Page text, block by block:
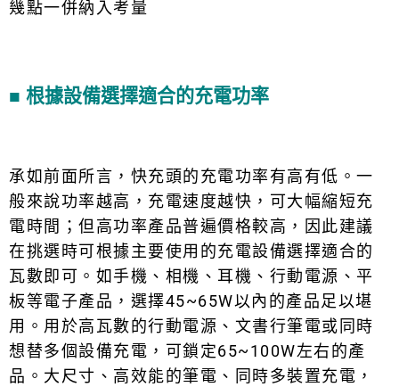
幾點一併納入考量
■ 根據設備選擇適合的充電功率
承如前面所言，快充頭的充電功率有高有低。一
般來說功率越高，充電速度越快，可大幅縮短充
電時間；但高功率產品普遍價格較高，因此建議
在挑選時可根據主要使用的充電設備選擇適合的
瓦數即可。如手機、相機、耳機、行動電源、平
板等電子產品，選擇45~65W以內的產品足以堪
用。用於高瓦數的行動電源、文書行筆電或同時
想替多個設備充電，可鎖定65~100W左右的產
品。大尺寸、高效能的筆電、同時多裝置充電，